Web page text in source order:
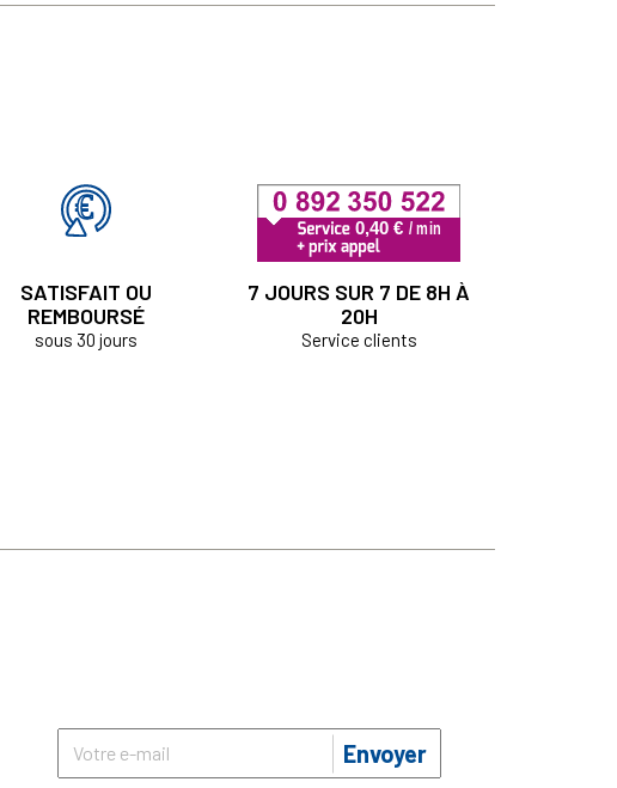
SATISFAIT OU
REMBOURSÉ
sous 30 jours
7 JOURS SUR 7 DE 8H À
20H
Service clients
Envoyer